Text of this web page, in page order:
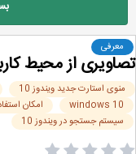
معرفی
از محیط کاربری ویندوز
استارت جدید ویندوز 10
windows 10
امکان
سیستم‌ جستجو در ویندوز 10